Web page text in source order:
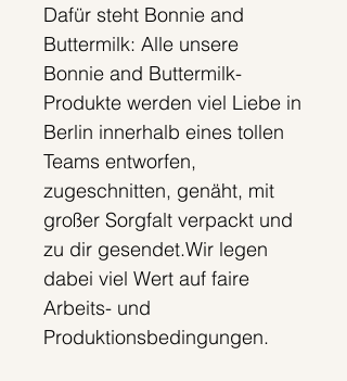
Dafür steht Bonnie and
Buttermilk: Alle unsere
Bonnie and Buttermilk-
Produkte werden viel Liebe in
Berlin innerhalb eines tollen
Teams entworfen,
zugeschnitten, genäht, mit
großer Sorgfalt verpackt und
zu dir gesendet.Wir legen
dabei viel Wert auf faire
Arbeits- und
Produktionsbedingungen.